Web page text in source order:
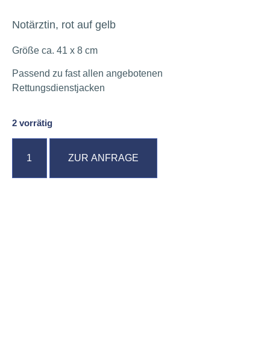
Notärztin, rot auf gelb
Größe ca. 41 x 8 cm
Passend zu fast allen angebotenen
Rettungsdienstjacken
2 vorrätig
ZUR ANFRAGE